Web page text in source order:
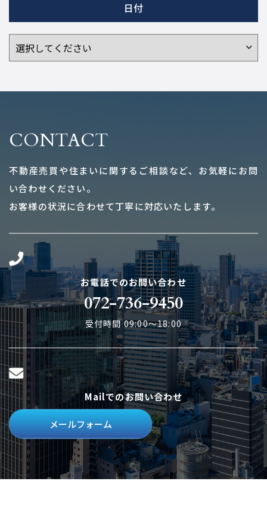
日付
CONTACT
不動産売買や住まいに関するご相談など、お気軽にお問
い合わせください。
お客様の状況に合わせて丁寧に対応いたします。
お電話でのお問い合わせ
072-736-9450
受付時間 09:00～18:00
Mailでのお問い合わせ
メールフォーム